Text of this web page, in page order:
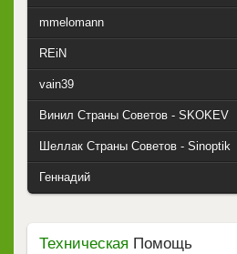
mmelomann
REiN
vain39
Винил Страны Советов - SKOKEV
Шеллак Страны Советов - Sinoptik
Геннадий
Техническая Помощь